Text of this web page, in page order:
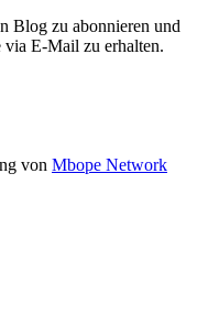
Blog zu abonnieren und
via E-Mail zu erhalten.
von Mbope Network